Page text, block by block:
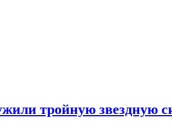
тройную звездную